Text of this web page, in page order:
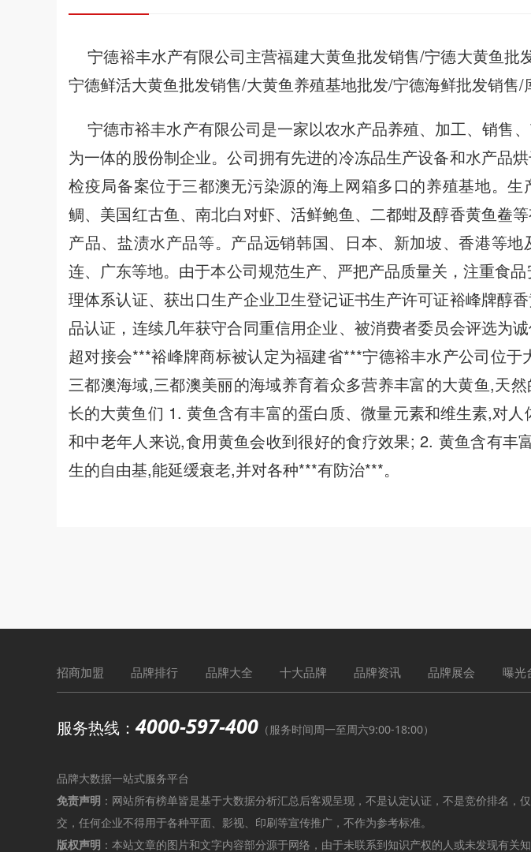
宁德裕丰水产有限公司主营福建大黄鱼批发销售/宁德大黄鱼批
宁德鲜活大黄鱼批发销售/大黄鱼养殖基地批发/宁德海鲜批发销售/
宁德市裕丰水产有限公司是一家以农水产品养殖、加工、销售
为一体的股份制企业。公司拥有先进的冷冻品生产设备和水产品
检疫局备案位于三都澳无污染源的海上网箱多口的养殖基地。
鲷、美国红古鱼、南北白对虾、活鲜鲍鱼、二都蚶及醇香黄鱼鲞
产品、盐渍水产品等。产品远销韩国、日本、新加坡、香港等
连、广东等地。由于本公司规范生产、严把产品质量关，注重食
理体系认证、获出口生产企业卫生登记证书生产许可证裕峰牌醇
品认证，连续几年获守合同重信用企业、被消费者委员会评选为
超对接会***裕峰牌商标被认定为福建省***宁德裕丰水产公司位
三都澳海域,三都澳美丽的海域养育着众多营养丰富的大黄鱼,天
长的大黄鱼们 1. 黄鱼含有丰富的蛋白质、微量元素和维生素,对
和中老年人来说,食用黄鱼会收到很好的食疗效果; 2. 黄鱼含有丰
生的自由基,能延缓衰老,并对各种***有防治***。
招商加盟 品牌排行 品牌大全 十大品牌 品牌资讯 品牌展会 曝光
服务热线：4000-597-400 （服务时间周一至周六9:00-18:00）
品牌大数据一站式服务平台
免责声明 ：网站所有榜单皆是基于大数据分析汇总后客观呈现，不是认定认证，不是竞价排名
交，任何企业不得用于各种平面、影视、印刷等宣传推广，不作为参考标准。
版权声明 ：本站文章的图片和文字内容部分源于网络，由于未联系到知识产权的人或未发现有关